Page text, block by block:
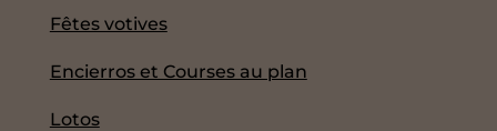
Fêtes votives
Encierros et Courses au plan
Lotos